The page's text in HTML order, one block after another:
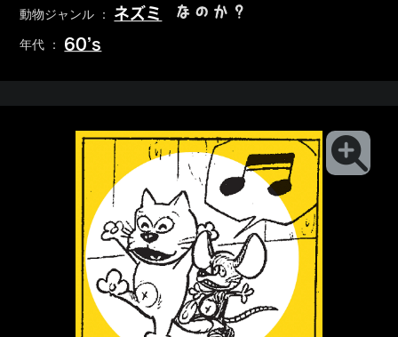
動物ジャンル ： ネズミ なのか？
年代 ： 60’s